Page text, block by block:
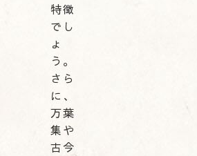
特徴
でし
ょ
う。
さら
に、
万葉
集や
古今